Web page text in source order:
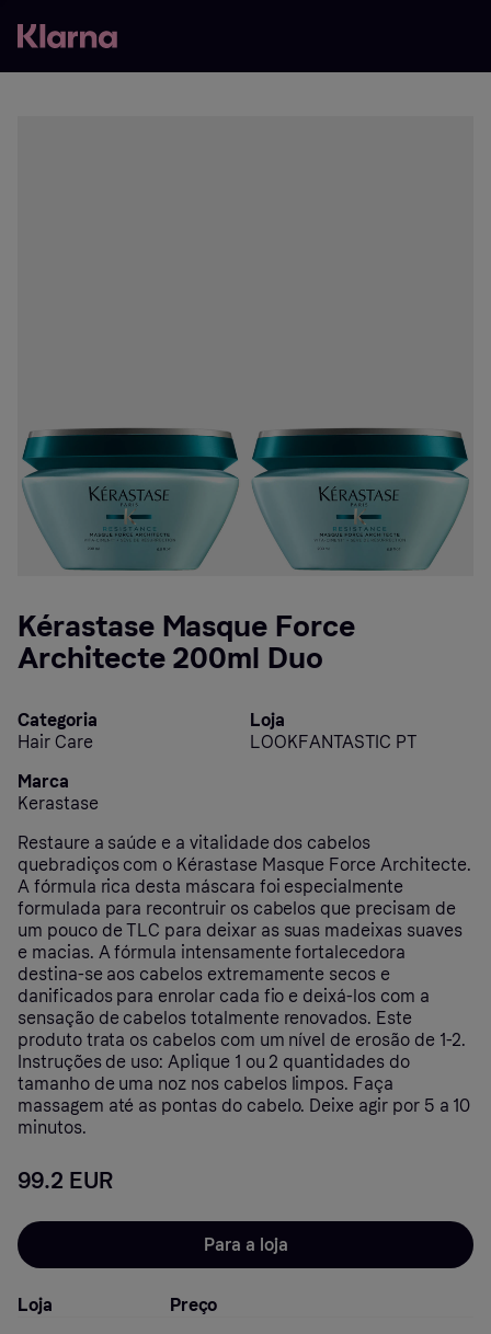
Kérastase Masque Force
Architecte 200ml Duo
Categoria
Hair Care
Loja
LOOKFANTASTIC PT
Marca
Kerastase
Restaure a saúde e a vitalidade dos cabelos
quebradiços com o Kérastase Masque Force Architecte.
A fórmula rica desta máscara foi especialmente
formulada para recontruir os cabelos que precisam de
um pouco de TLC para deixar as suas madeixas suaves
e macias. A fórmula intensamente fortalecedora
destina-se aos cabelos extremamente secos e
danificados para enrolar cada fio e deixá-los com a
sensação de cabelos totalmente renovados. Este
produto trata os cabelos com um nível de erosão de 1-2.
Instruções de uso: Aplique 1 ou 2 quantidades do
tamanho de uma noz nos cabelos limpos. Faça
massagem até as pontas do cabelo. Deixe agir por 5 a 10
minutos.
99.2 EUR
Para a loja
Loja
Preço